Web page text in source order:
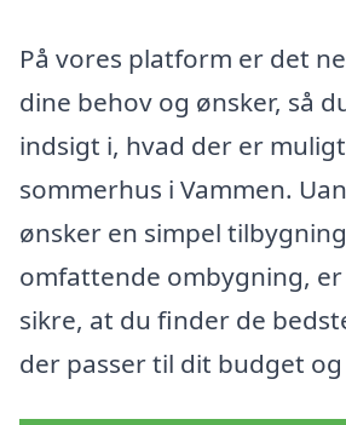
På vores platform er det
dine behov og ønsker, så
indsigt i, hvad der er
sommerhus i Vammen.
ønsker en simpel
omfattende ombygning,
sikre, at du finder de
der passer til dit budget og